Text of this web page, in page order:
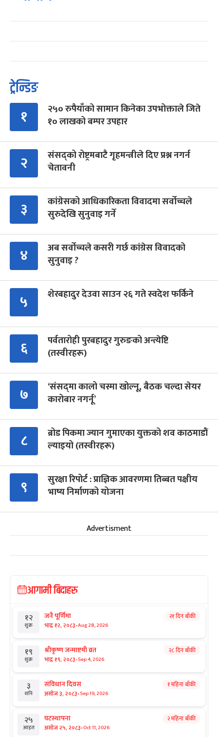
ट्रेन्डिङ
१
२५० रुपैयाँको सामान किनेका उपभोक्ताले जिते
१० लाखको बम्पर उपहार
२
संसद्को रोष्ट्रमबाटै गृहमन्त्रीले दिए प्रश्न नगर्न
चेतावनी
३
कांग्रेसको आधिकारिकता विवादमा सर्वोच्चले
सुरुदेखि सुनुवाइ गर्ने
४
अब सर्वोच्चले कसरी गर्छ कांग्रेस विवादको
सुनुवाइ ?
५ शेरबहादुर देउवा साउन २६ गते स्वदेश फर्किने
६
पर्वतारोही पुरबहादुर गुरुङको अन्त्येष्टि
(तस्वीरहरू)
७
‘संसद्‍मा कालो चस्मा खोल्नू, बैठक चल्दा सेयर
कारोबार नगर्नू’
८
ब्रोड पिकमा ज्यान गुमाएका युक्तको शव काठमाडौं
ल्याइयो (तस्वीरहरू)
९
सुरक्षा रिपोर्ट : प्राज्ञिक आवरणमा तिब्बत पक्षीय
भाष्य निर्माणको योजना
Advertisment
आगामी बिदाहरु
१२
शुक्र
जनै पूर्णिमा
भाद्र १२, २०८३-Aug 28, 2026
२१ दिन बाँकी
१९
शुक्र
श्रीकृष्ण जन्माष्टमी व्रत
भाद्र १९, २०८३-Sep 4, 2026
२८ दिन बाँकी
३
शनि
संविधान दिवस
असोज ३, २०८३-Sep 19, 2026
१ महिना बाँकी
२५
आइत
घटस्थापना
असोज २५, २०८३-Oct 11, 2026
२ महिना बाँकी